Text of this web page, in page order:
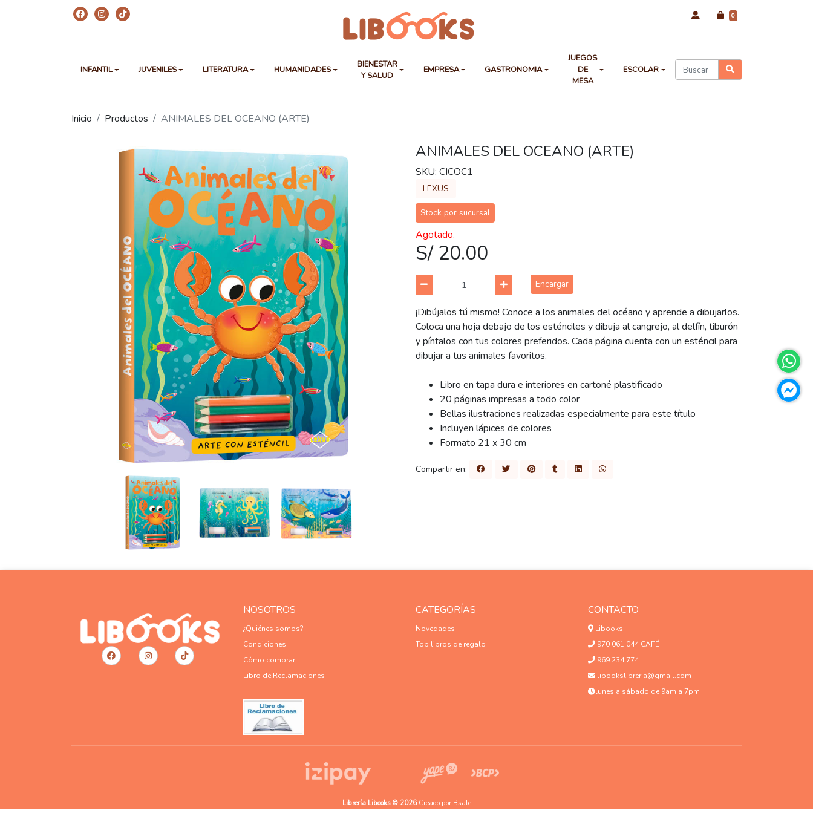
0
INFANTIL JUVENILES LITERATURA HUMANIDADES
BIENESTAR
Y SALUD
EMPRESA GASTRONOMIA
JUEGOS
DE
MESA
ESCOLAR
Inicio Productos ANIMALES DEL OCEANO (ARTE)
ANIMALES DEL OCEANO (ARTE)
SKU: CICOC1
LEXUS
Stock por sucursal
Agotado.
S/ 20.00
Encargar
¡Dibújalos tú mismo! Conoce a los animales del océano y aprende a dibujarlos.
Coloca una hoja debajo de los esténciles y dibuja al cangrejo, al delfín, tiburón
y píntalos con tus colores preferidos. Cada página cuenta con un esténcil para
dibujar a tus animales favoritos.
Libro en tapa dura e interiores en cartoné plastificado
20 páginas impresas a todo color
Bellas ilustraciones realizadas especialmente para este título
Incluyen lápices de colores
Formato 21 x 30 cm
Compartir en:
NOSOTROS
¿Quiénes somos?
Condiciones
Cómo comprar
Libro de Reclamaciones
CATEGORÍAS
Novedades
Top libros de regalo
CONTACTO
Libooks
970 061 044 CAFÉ
969 234 774
libookslibreria@gmail.com
lunes a sábado de 9am a 7pm
Librería Libooks © 2026Creado por Bsale